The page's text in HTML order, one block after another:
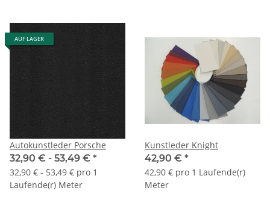
AUF LAGER
Autokunstleder Porsche
32,90 € - 53,49 € *
32,90 € - 53,49 € pro 1
Laufende(r) Meter
Kunstleder Knight
42,90 € *
42,90 € pro 1 Laufende(r)
Meter